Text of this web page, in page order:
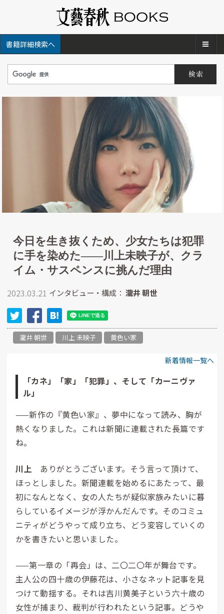
書籍詳細検索へ
今日を生き抜くため、少女たちは犯罪
に手を染めた――川上未映子が、クラ
イム・サスペンスに挑んだ理由
2023.03.21 インタビュー・構成： 瀧井 朝世
瀧井 朝世 川上 未映子 黄色い家
新着情報一覧へ
「カネ」「家」「犯罪」、そして「カーニヴァ
ル」
——新作の『黄色い家』、夢中になって読み、胸が
熱くなりました。これは新聞に連載された長篇です
ね。
川上 ありがとうございます。そう言って頂けて、
ほっとしました。新聞連載を始めるにあたって、最
初になんとなく、女の人たちが疑似家族みたいに暮
らしているイメージが浮かんだんです。そのコミュ
ニティがどうやって成り立ち、どう変容していくの
かを書きたいと思いました。
——第一章の「再会」は、二〇二〇年が舞台です。
主人公の四十歳の伊藤花は、小さなネット記事を見
つけて動揺する。それは吉川黄美子という六十歳の
女性が捕まり、裁判が行われたという記事。どうや